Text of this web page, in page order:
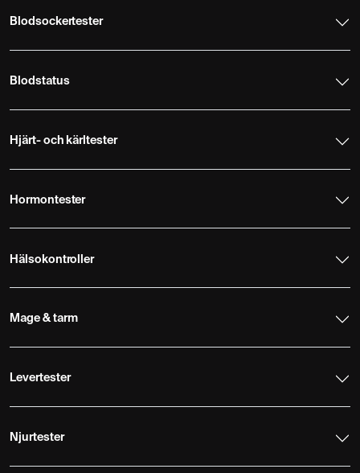
Blodsockertester
Blodstatus
Hjärt- och kärltester
Hormontester
Hälsokontroller
Mage & tarm
Levertester
Njurtester